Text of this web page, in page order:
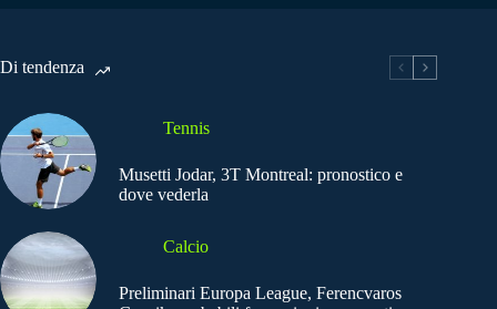
Di tendenza
Tennis
Musetti Jodar, 3T Montreal: pronostico e
dove vederla
Calcio
Preliminari Europa League, Ferencvaros